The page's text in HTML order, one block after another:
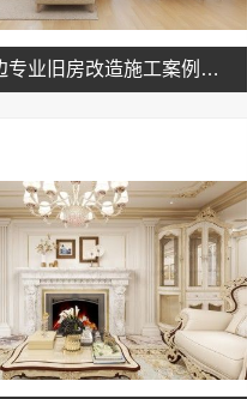
嘉兴周边专业旧房改造施工案例，嘉兴美居乐建材科技有限公司